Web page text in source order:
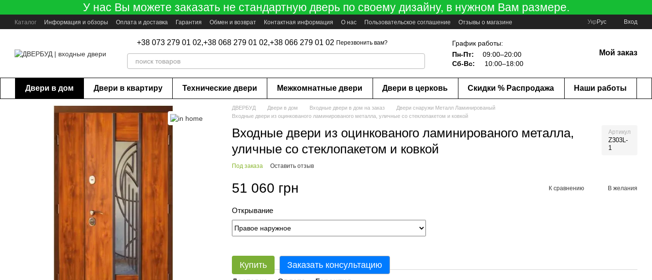
Перейти к основному контентуУ нас Вы можете заказать не стандартную дверь по своему дизайну, в нужном Вам размере.
Каталог Информация и обзоры Оплата и доставка Гарантия Обмен и возврат Контактная информация О нас Пользовательское соглашение Отзывы о магазине Укр Рус Вход
+38 073 279 01 02,+38 068 279 01 02,+38 066 279 01 02 Перезвонить вам?
График работы:
Пн-Пт:
09:00–20:00
Сб-Вс:
10:00–18:00
Мой заказ
Двери в дом Двери в квартиру Технические двери Межкомнатные двери Двери в церковь Скидки % Распродажа Наши работы
ДВЕРБУД Двери в дом Входные двери в дом на заказ
Двери снаружи Металл Ламинированый
Входные двери из оцинкованого ламинированого металла, уличные со стеклопакетом и ковкой
Входные двери из оцинкованого ламинированого металла,
уличные со стеклопакетом и ковкой
Артикул
Z303L-
1
Под заказа Оставить отзыв
51 060 грн К сравнению В желания
Открывание
Купить Заказать консультацию